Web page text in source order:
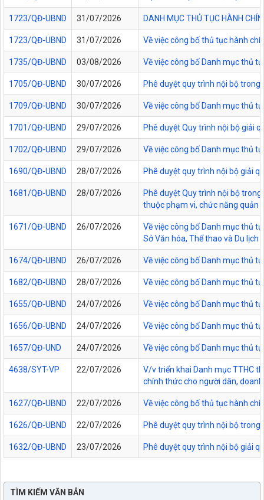
1723/QĐ-UBND 31/07/2026 DANH MỤC THỦ TỤC HÀNH
1723/QĐ-UBND 31/07/2026 Về việc công bố thủ tục hành
1735/QĐ-UBND 03/08/2026 Về việc công bố Danh mục thủ
1705/QĐ-UBND 30/07/2026 Phê duyệt quy trình nội bộ
1709/QĐ-UBND 30/07/2026 Về việc công bố Danh mục thủ
1701/QĐ-UBND 29/07/2026 Phê duyệt Quy trình nội bộ giải
1702/QĐ-UBND 29/07/2026 Về việc công bố Danh mục thủ
1690/QĐ-UBND 28/07/2026 Phê duyệt quy trình nội bộ giải
1681/QĐ-UBND 28/07/2026
Phê duyệt Quy trình nội bộ
thuộc phạm vi, chức năng quản
1671/QĐ-UBND 26/07/2026
Về việc công bố Danh mục thủ
Sở Văn hóa, Thể thao và Du lịch
1674/QĐ-UBND 26/07/2026 Về việc công bố Danh mục thủ
1682/QĐ-UBND 28/07/2026 Về việc công bố Danh mục thủ
1655/QĐ-UBND 24/07/2026 Về việc công bố Danh mục thủ
1656/QĐ-UBND 24/07/2026 Về việc công bố Danh mục thủ
1657/QĐ-UND 24/07/2026 Về việc công bố Danh mục thủ
4638/SYT-VP 22/07/2026
V/v triển khai Danh mục TTHC
chính thức cho người dân,
1627/QĐ-UBND 22/07/2026 Về việc công bố thủ tục hành
1626/QĐ-UBND 22/07/2026 Phê duyệt quy trình nội bộ trong
1632/QĐ-UBND 23/07/2026 Phê duyệt quy trình nội bộ giải
TÌM KIẾM VĂN BẢN